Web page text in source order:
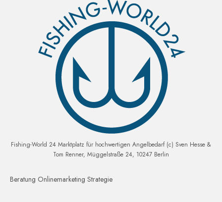
Fishing-World 24 Marktplatz für hochwertigen Angelbedarf (c) Sven Hesse &
Tom Renner, Müggelstraße 24, 10247 Berlin
Beratung Onlinemarketing Strategie